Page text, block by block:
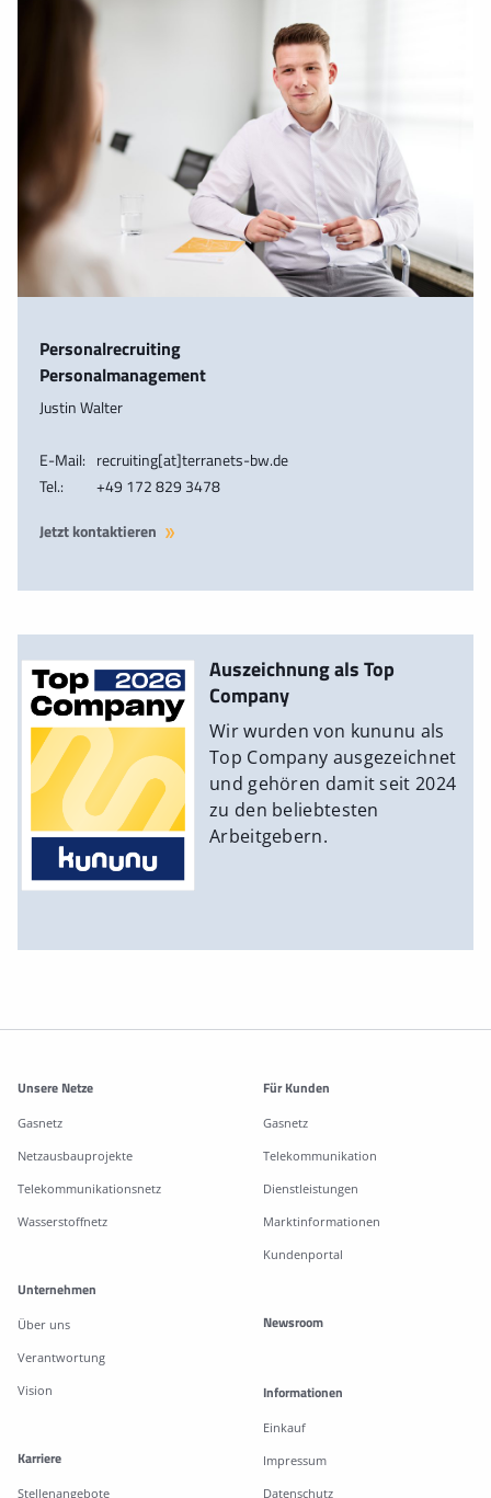
Personalrecruiting
Personalmanagement
Justin Walter
E-Mail: recruiting[at]terranets-bw.de
Tel.:
+49 172 829 3478
Jetzt kontaktieren
Auszeichnung als Top
Company
Wir wurden von kununu als
Top Company ausgezeichnet
und gehören damit seit 2024
zu den beliebtesten
Arbeitgebern.
Weitere Informationen
Unsere Netze
Gasnetz
Netzausbauprojekte
Telekommunikationsnetz
Wasserstoffnetz
Für Kunden
Gasnetz
Telekommunikation
Dienstleistungen
Marktinformationen
Kundenportal
Unternehmen
Über uns
Verantwortung
Vision
Karriere
Stellenangebote
Newsroom
Informationen
Einkauf
Impressum
Datenschutz